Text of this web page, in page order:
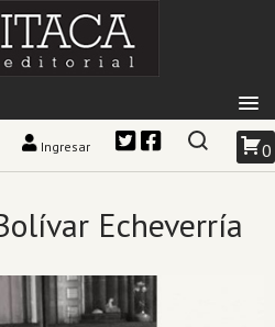
Ingresar 0
Echeverría